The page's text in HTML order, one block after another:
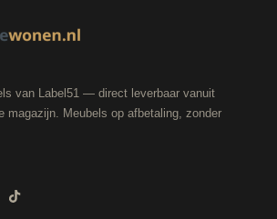
van Label51 — direct leverbaar vanuit
magazijn. Meubels op afbetaling, zonder